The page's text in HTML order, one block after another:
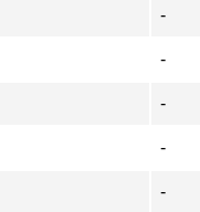
-
-
-
-
-